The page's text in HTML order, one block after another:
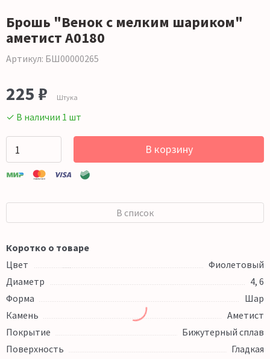
Брошь "Венок с мелким шариком"
аметист А0180
Артикул: БШ00000265
225 ₽ Штука
✓ В наличии 1 шт
В корзину
В список
Коротко о товаре
Цвет
Фиолетовый
Диаметр
4, 6
Форма
Шар
Камень
Аметист
Покрытие
Бижутерный сплав
Поверхность
Гладкая